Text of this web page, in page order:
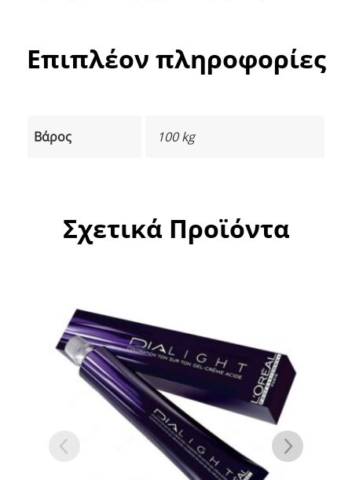
Επιπλέον πληροφορίες
Βάρος 100 kg
Σχετικά Προϊόντα